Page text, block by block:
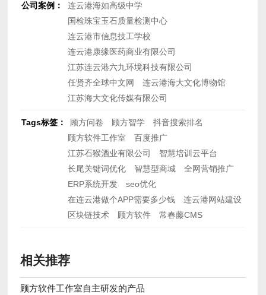
公司案例：
连云港海如高级中学
国检珠宝玉石质量检测中心
连云港市信息技工学校
连云港康缘医药商业有限公司
江苏连云港六九环境科技有限公司
任贤齐全球中文网
连云港海大文化博物馆
江苏海大文化传媒有限公司
Tags标签： 顾方问卷 顾方智学
抖音搜索排名
顾方软件工作室
百度推广
江苏石猴酒业有限公司
智慧培训云平台
长尾关键词优化
智慧型商城
全网营销推广
ERP系统开发
seo优化
在连云港做个APP需要多少钱
连云港网站建设
区块链技术
顾方软件 常春藤CMS
相关推荐
顾方软件工作室自主研发的产品